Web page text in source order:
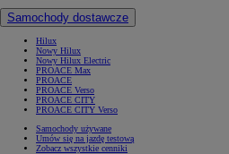
Samochody dostawcze
Hilux
Nowy Hilux
Nowy Hilux Electric
PROACE Max
PROACE
PROACE Verso
PROACE CITY
PROACE CITY Verso
Samochody używane
Umów się na jazdę testową
Zobacz wszystkie cenniki